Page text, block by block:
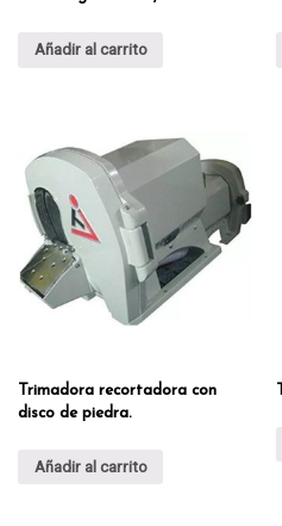
Añadir al carrito
Trimadora recortadora con
disco de piedra.
Añadir al carrito